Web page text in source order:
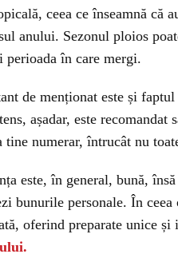
ceea ce înseamnă că
anului. Sezonul ploios
în care mergi.
de menționat este și
așadar, este
tine numerar, întrucât nu
este, în general, bună,
bunurile personale. În
oferind preparate unice